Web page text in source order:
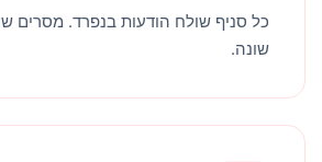
כל סניף שולח הודעות בנפרד. מסרים
שונה.